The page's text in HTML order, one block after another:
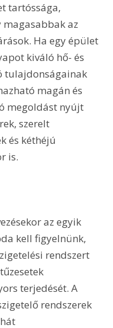
tartóssága,
az
Ha egy épület
kiváló hő- és
tulajdonságainak
magán és
megoldást nyújt
szerelt
és kéthéjú
is.
az egyik
kell figyelnünk,
rendszert
terjedését. A
rendszerek